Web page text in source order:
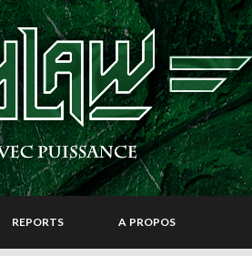
REPORTS A PROPOS